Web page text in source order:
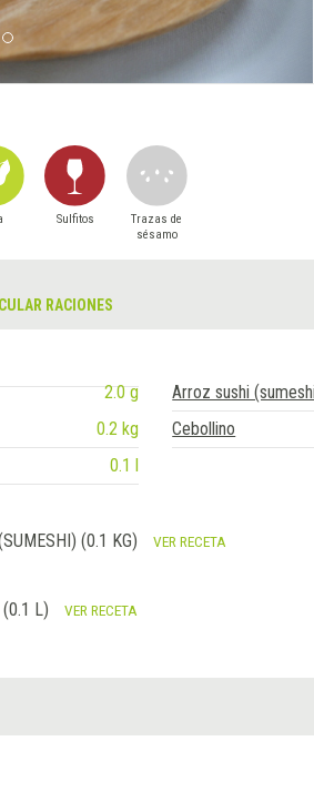
Sulfitos
Trazas de
sésamo
RACIONES
2.0 g Arroz sushi
0.2 kg Cebollino
0.1 l
(0.1 KG) VER RECETA
(0.1 L) VER RECETA